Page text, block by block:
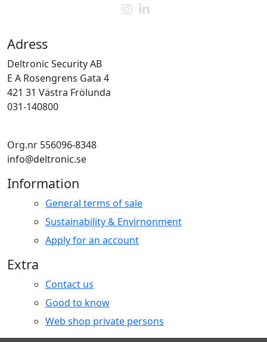
Adress
Deltronic Security AB
E A Rosengrens Gata 4
421 31 Västra Frölunda
031-140800
Org.nr 556096-8348
info@deltronic.se
Information
General terms of sale
Sustainability & Envirnonment
Apply for an account
Extra
Contact us
Good to know
Web shop private persons